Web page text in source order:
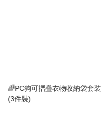
🌈PC狗可摺疊衣物收納袋套裝
(3件裝)